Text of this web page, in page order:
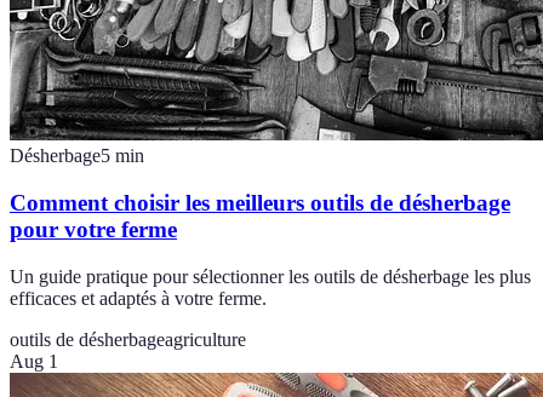
Désherbage5 min
Comment choisir les meilleurs outils de désherbage
pour votre ferme
Un guide pratique pour sélectionner les outils de désherbage les plus
efficaces et adaptés à votre ferme.
outils de désherbageagriculture
Aug 1